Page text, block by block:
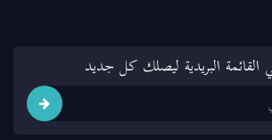
القائمة البريدية ليصلك كل جديد